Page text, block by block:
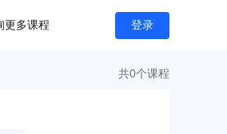
更多课程 登录
共0个课程